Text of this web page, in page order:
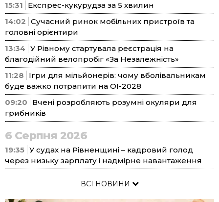
15:31
Експрес-кукурудза за 5 хвилин
14:02 Сучасний ринок мобільних пристроїв та
головні орієнтири
13:34 У Рівному стартувала реєстрація на
благодійний велопробіг «За Незалежність»
11:28
Ігри для мільйонерів: чому вболівальникам
буде важко потрапити на ОІ-2028
09:20
Вчені розробляють розумні окуляри для
грибників
6 Серпня 2026
19:35 У судах на Рівненщині – кадровий голод
через низьку зарплату і надмірне навантаження
ВСІ НОВИНИ